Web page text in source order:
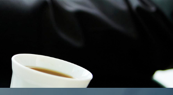
LJ-Chenille & Chainstitch
LJ-Coiling Tejpning
Broderimaskin
LJ-Rhinestone Hot Mixed
Broderimaskin